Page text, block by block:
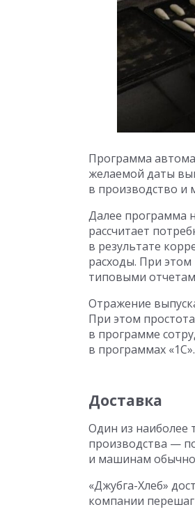
Программа
желаемой даты
в производство и
Далее программа
рассчитает
в результате
расходы. При этом
типовыми
Отражение
При этом
в программе
в программах «1С».
Доставка
Один из наиболее
производства —
и машинам обычно
«Джубга-Хлеб»
компании